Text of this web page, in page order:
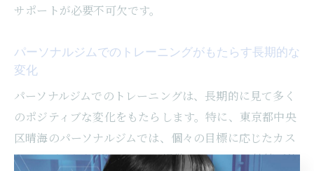
サポートが必要不可欠です。
パーソナルジムでのトレーニングがもたらす長期的な
変化
パーソナルジムでのトレーニングは、長期的に見て多く
のポジティブな変化をもたらします。特に、東京都中央
区晴海のパーソナルジムでは、個々の目標に応じたカス
タマイズされたプログラムが提供されており、持続可能